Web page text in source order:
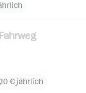
€ jährlich